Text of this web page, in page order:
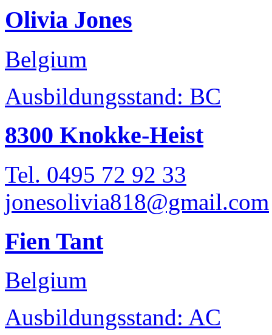
Olivia Jones
Belgium
Ausbildungsstand: BC
8300 Knokke-Heist
Tel. 0495 72 92 33
jonesolivia818@gmail.com
Fien Tant
Belgium
Ausbildungsstand: AC